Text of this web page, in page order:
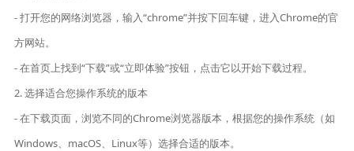
- 打开您的网络浏览器，输入“chrome”并按下回车键，进入Chrome的官
方网站。
- 在首页上找到“下载”或“立即体验”按钮，点击它以开始下载过程。
2. 选择适合您操作系统的版本
- 在下载页面，浏览不同的Chrome浏览器版本，根据您的操作系统（如
Windows、macOS、Linux等）选择合适的版本。